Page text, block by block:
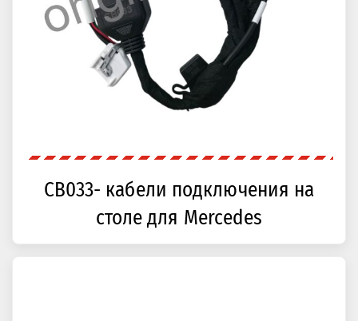
CB033- кабели подключения на
столе для Mercedes